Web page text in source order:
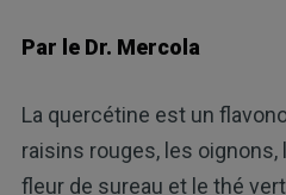
Par le Dr. Mercola
La quercétine est un
raisins rouges, les oignons,
fleur de sureau et le thé